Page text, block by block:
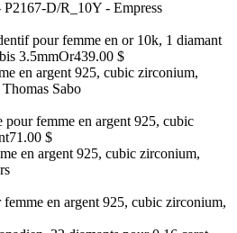
pour femme en or 10k, 1 diamant
3.5mmOr439.00 $
pour femme en argent 925, cubic
71.00 $
en argent 925, cubic zirconium,